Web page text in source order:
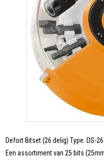
Defort Bitset (26 delig) Type: DS-
Een assortiment van 25 bits